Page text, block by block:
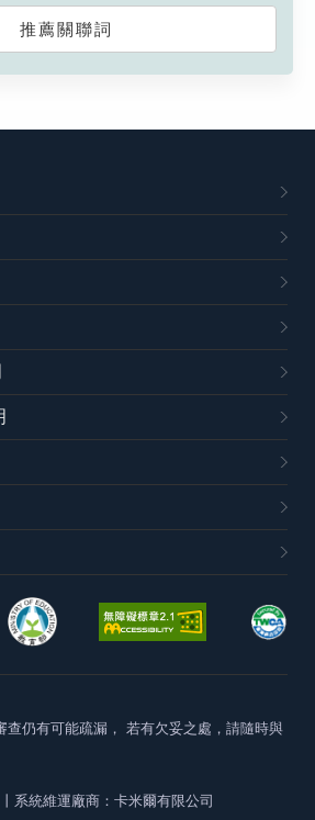
推薦關聯詞
查仍有可能疏漏， 若有欠妥之處，請隨時與
丨系統維運廠商：卡米爾有限公司